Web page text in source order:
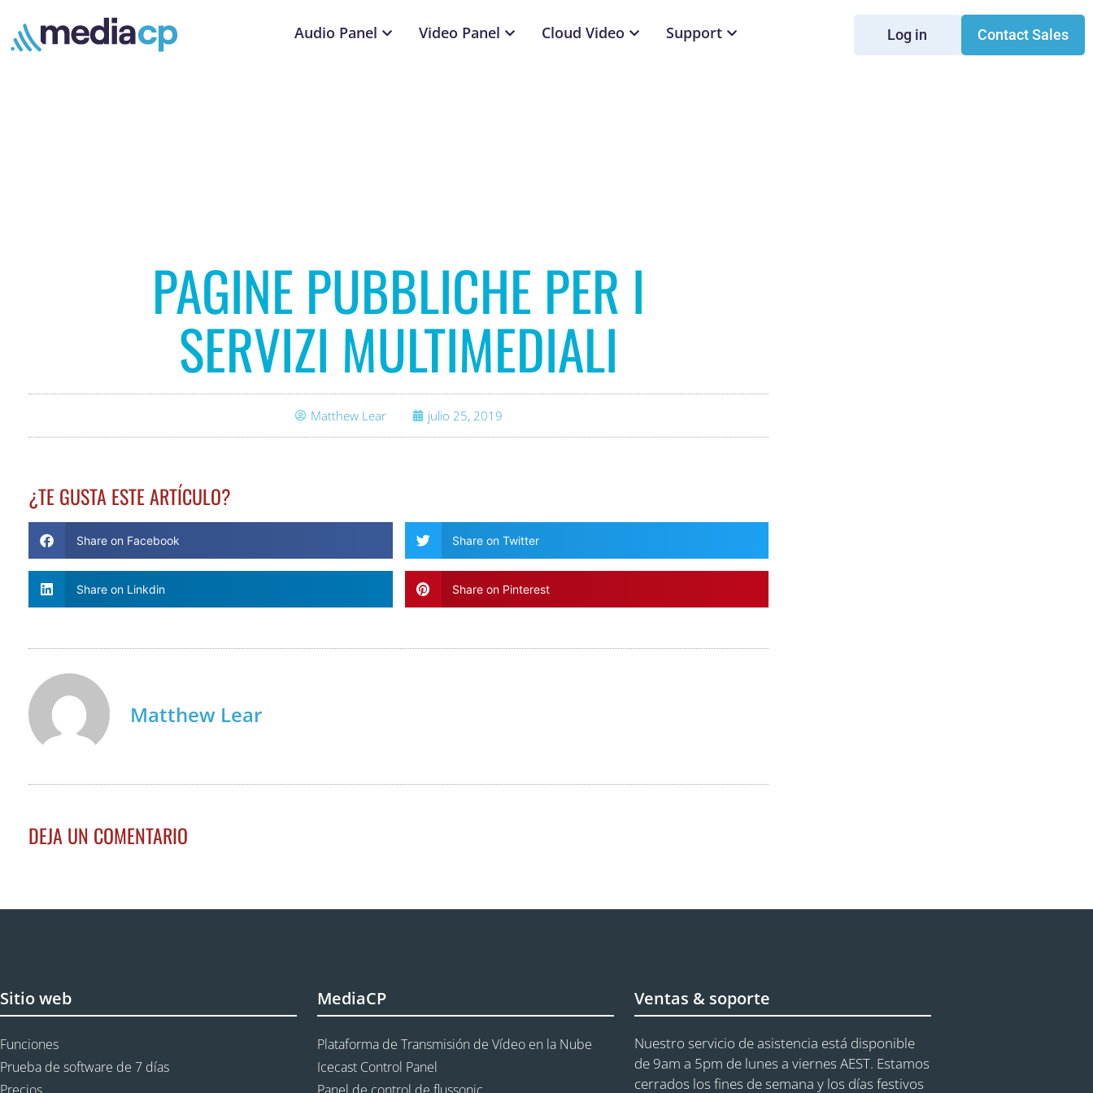
Audio Panel Video Panel Cloud Video Support Log in Contact Sales
PAGINE PUBBLICHE PER I
SERVIZI MULTIMEDIALI
Matthew Lear julio 25, 2019
¿TE GUSTA ESTE ARTÍCULO?
Share on Facebook Share on Twitter
Share on Linkdin Share on Pinterest
Matthew Lear
DEJA UN COMENTARIO
Sitio web
Funciones
Prueba de software de 7 días
MediaCP
Plataforma de Transmisión de Vídeo en la Nube
Icecast Control Panel
Ventas & soporte
Nuestro servicio de asistencia está disponible
de 9am a 5pm de lunes a viernes AEST. Estamos
cerrados los fines de semana y los días festivos